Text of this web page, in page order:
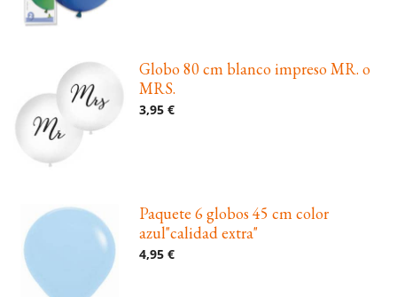
Globo 80 cm blanco impreso MR. o
MRS.
3,95 €
Paquete 6 globos 45 cm color
azul"calidad extra"
4,95 €